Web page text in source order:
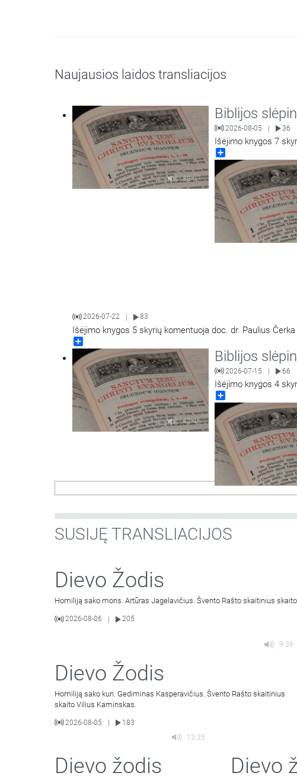
Naujausios laidos transliacijos
38:07
Biblijos
2026-08-05 | 36
Išėjimo knygos 7
2026-07-22 83
Išėjimo knygos 5 skyrių komentuoja doc. dr. Paulius
42:46
Biblijos
2026-07-15 66
Išėjimo knygos 4
SUSIJĘ TRANSLIACIJOS
Dievo Žodis
Homiliją sako mons. Artūras Jagelavičius. Švento Rašto skaitinius
2026-08-06 205
9:36
Dievo Žodis
Homiliją sako kun. Gediminas Kasperavičius. Švento Rašto skaitinius
skaito Vilius Kaminskas.
2026-08-05 183
13:35
Dievo žodis Dievo